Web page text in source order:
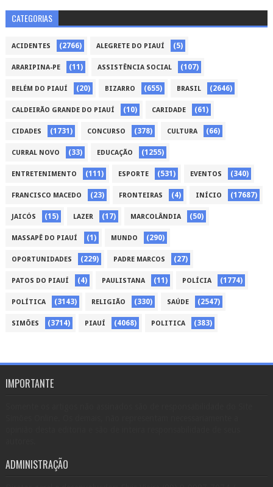
CATEGORIAS
ACIDENTES (2766) ALEGRETE DO PIAUÍ (5)
ARARIPINA-PE (11) ASSISTÊNCIA SOCIAL (107)
BELÉM DO PIAUÍ (20) BIZARRO (655) BRASIL (2646)
CALDEIRÃO GRANDE DO PIAUÍ (10) CARIDADE (61)
CIDADES (1731) CONCURSO (378) CULTURA (66)
CURRAL NOVO (33) EDUCAÇÃO (1255)
ENTRETENIMENTO (111) ESPORTE (531) EVENTOS (340)
FRANCISCO MACEDO (23) FRONTEIRAS (4) INÍCIO (17687)
JAICÓS (15) LAZER (17) MARCOLÂNDIA (50)
MASSAPÊ DO PIAUÍ (1) MUNDO (290)
OPORTUNIDADES (229) PADRE MARCOS (27)
PATOS DO PIAUÍ (4) PAULISTANA (11) POLÍCIA (1774)
POLÍTICA (3143) RELIGIÃO (330) SAÚDE (2547)
SIMÕES (3714) PIAUÍ (4068) POLITICA (383)
IMPORTANTE
ADMINISTRAÇÃO